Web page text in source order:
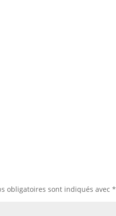
obligatoires sont indiqués avec*